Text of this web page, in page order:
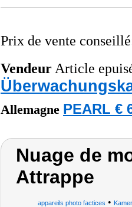
Prix de vente
Vendeur Article
Allemagne PEARL €
Nuage de
Attrappe
appareils photo factices •